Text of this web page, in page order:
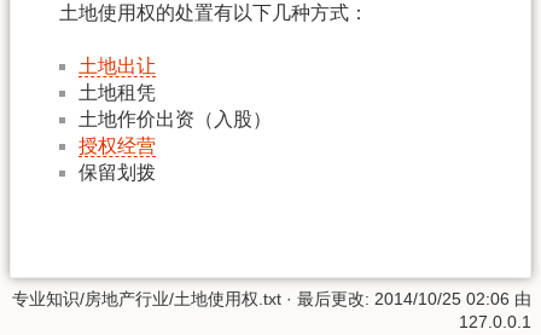
土地使用权的处置有以下几种方式：
土地出让
土地租凭
土地作价出资（入股）
授权经营
保留划拨
专业知识/房地产行业/土地使用权.txt · 最后更改: 2014/10/25 02:06 由
127.0.0.1